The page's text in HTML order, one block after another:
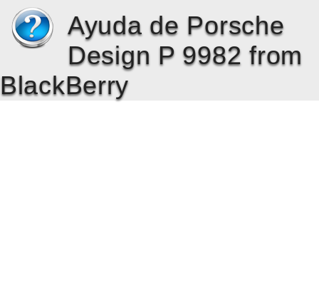
Ayuda de Porsche
Design P 9982 from
BlackBerry